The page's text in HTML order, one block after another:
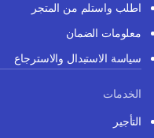
اطلب واستلم من المتجر
معلومات الضمان
سياسة الاستبدال والاسترجاع
الخدمات
التأجير